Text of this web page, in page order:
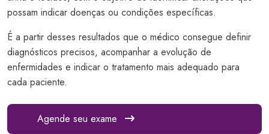
possam indicar doenças ou condições específicas.
É a partir desses resultados que o médico consegue definir
diagnósticos precisos, acompanhar a evolução de
enfermidades e indicar o tratamento mais adequado para
cada paciente.
Agende seu exame